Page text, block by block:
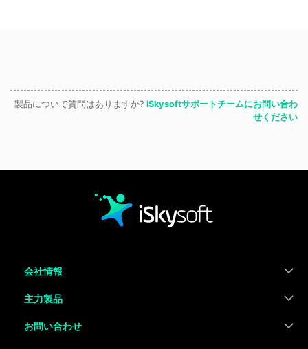
製品について質問はありますか? iSkysoftサポートチームにお問い合わ
せください
会社情報
主力製品
お問い合わせ